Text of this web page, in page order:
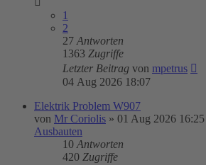
1
2
27 Antworten
1363 Zugriffe
Letzter Beitrag von mpetrus
04 Aug 2026 18:07
Elektrik Problem W907
von Mr Coriolis » 01 Aug 2026 16:25
Ausbauten
10 Antworten
420 Zugriffe